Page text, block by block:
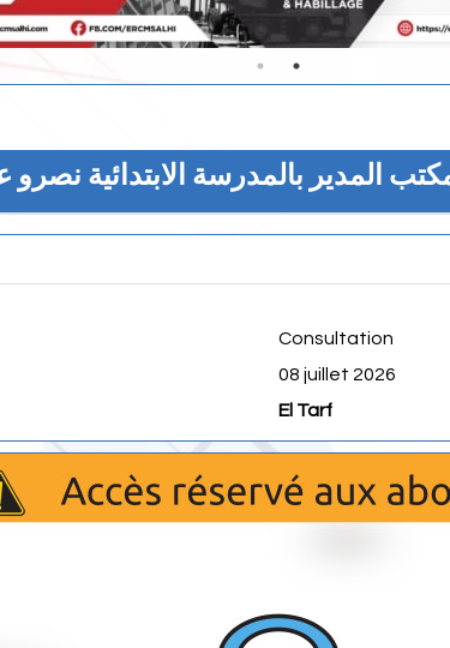
المدير بالمدرسة الابتدائية نصرو
Consultation
08 juillet 2026
El Tarf